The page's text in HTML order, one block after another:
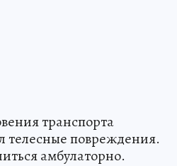
транспорта
телесные повреждения.
амбулаторно.